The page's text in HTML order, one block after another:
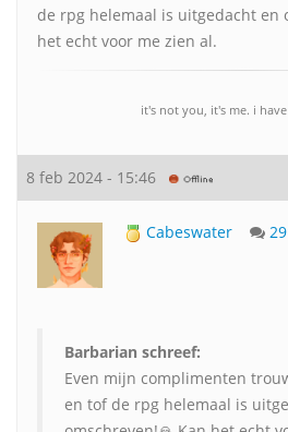
de rpg helemaal is uitgedacht en
het echt voor me zien al.
it's not you, it's me. i
8 feb 2024 - 15:46
Cabeswater
Barbarian schreef:
Even mijn complimenten
en tof de rpg helemaal is